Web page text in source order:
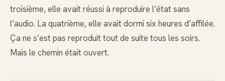
troisième, elle avait réussi à reproduire l’état sans
l’audio. La quatrième, elle avait dormi six heures d’affilée.
Ça ne s’est pas reproduit tout de suite tous les soirs.
Mais le chemin était ouvert.